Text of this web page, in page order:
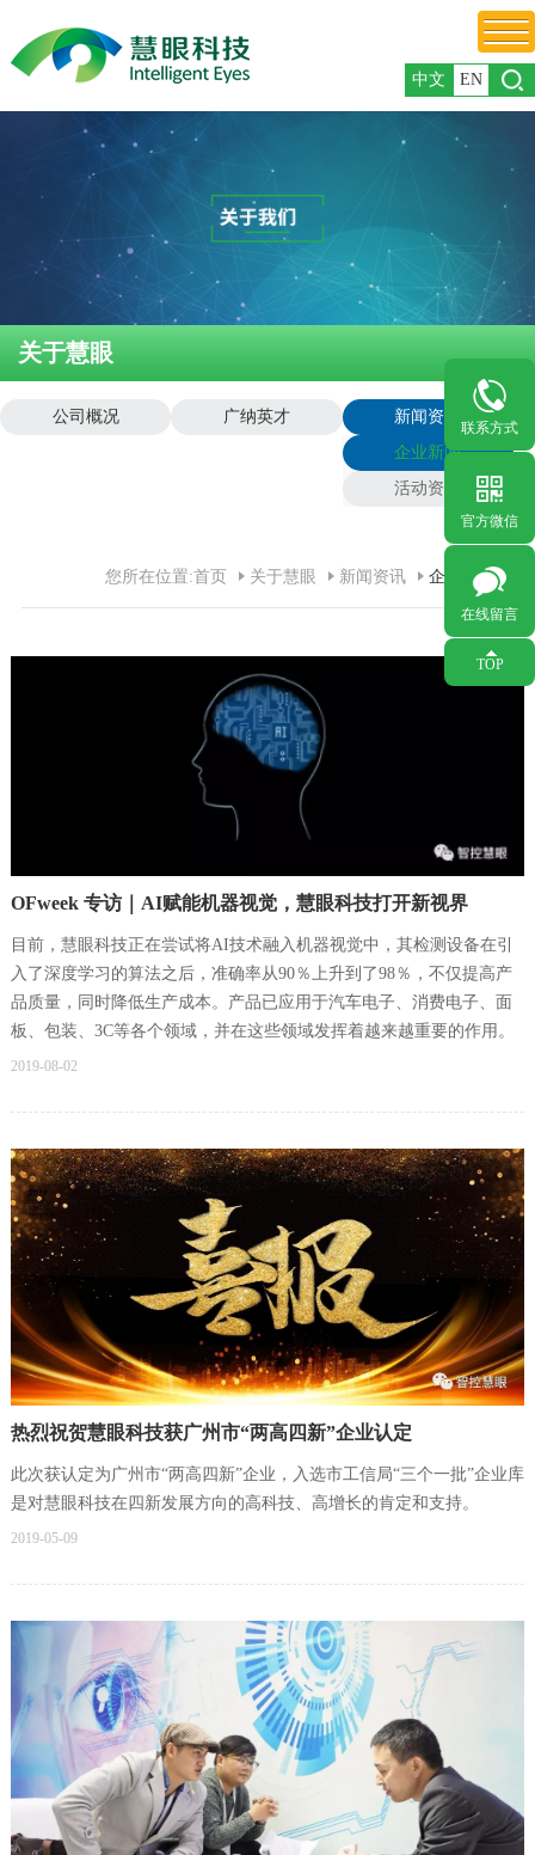
打开
中文 EN
关于慧眼
公司概况 广纳英才
新闻资讯
企业新闻
活动资讯
您所在位置:首页 关于慧眼 新闻资讯 企业新闻
OFweek 专访｜AI赋能机器视觉，慧眼科技打开新视界
目前，慧眼科技正在尝试将AI技术融入机器视觉中，其检测设备在引
入了深度学习的算法之后，准确率从90％上升到了98％，不仅提高产
品质量，同时降低生产成本。产品已应用于汽车电子、消费电子、面
板、包装、3C等各个领域，并在这些领域发挥着越来越重要的作用。
2019-08-02
热烈祝贺慧眼科技获广州市“两高四新”企业认定
此次获认定为广州市“两高四新”企业，入选市工信局“三个一批”企业库
是对慧眼科技在四新发展方向的高科技、高增长的肯定和支持。
2019-05-09
联系方式
官方微信
在线留言
TOP